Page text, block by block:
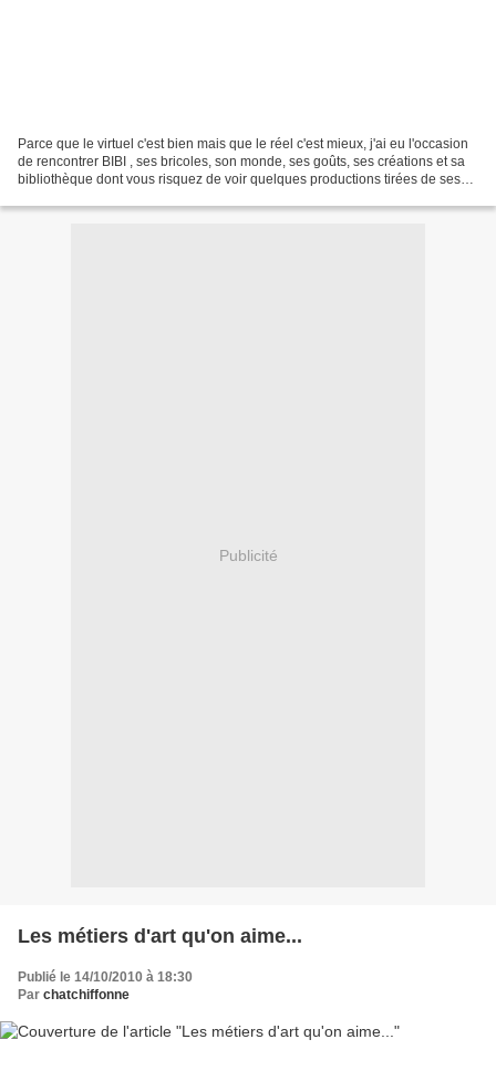
Parce que le virtuel c'est bien mais que le réel c'est mieux, j'ai eu l'occasion
de rencontrer BIBI , ses bricoles, son monde, ses goûts, ses créations et sa
bibliothèque dont vous risquez de voir quelques productions tirées de ses
Publicité
Les métiers d'art qu'on aime...
Publié le 14/10/2010 à 18:30
Par chatchiffonne